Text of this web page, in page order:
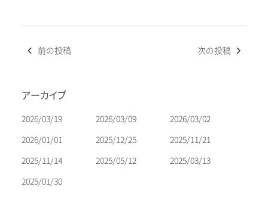
投
ビ
ー
シ
ン
前の投稿 次の投稿
アーカイブ
2026/03/19 2026/03/09
2026/03/02
2026/01/01
2025/12/25
2025/11/21
2025/11/14
2025/05/12
2025/03/13
2025/01/30